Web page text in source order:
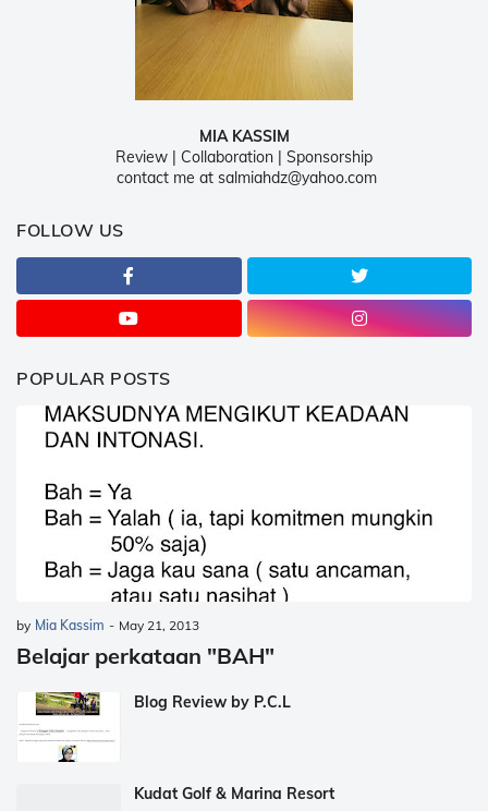
MIA KASSIM
Review | Collaboration | Sponsorship
contact me at salmiahdz@yahoo.com
FOLLOW US
POPULAR POSTS
by Mia Kassim - May 21, 2013
Belajar perkataan "BAH"
Blog Review by P.C.L
Kudat Golf & Marina Resort